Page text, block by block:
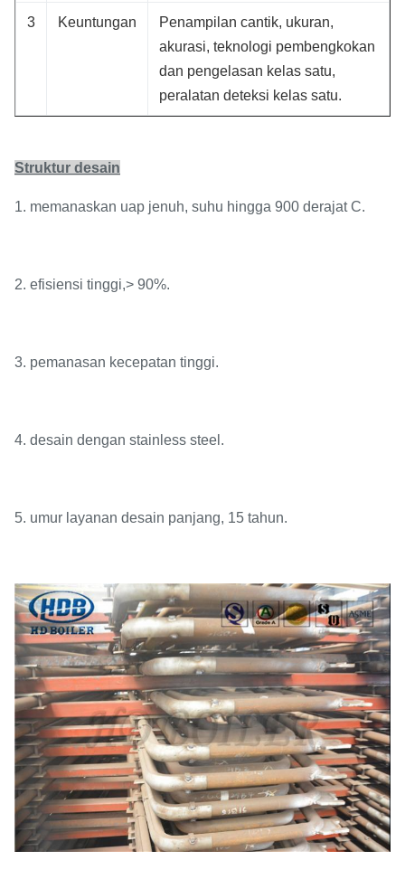
3 Keuntungan
Penampilan cantik, ukuran,
akurasi, teknologi pembengkokan
dan pengelasan kelas satu,
peralatan deteksi kelas satu.
Struktur desain
1. memanaskan uap jenuh, suhu hingga 900 derajat C.
2. efisiensi tinggi,> 90%.
3. pemanasan kecepatan tinggi.
4. desain dengan stainless steel.
5. umur layanan desain panjang, 15 tahun.